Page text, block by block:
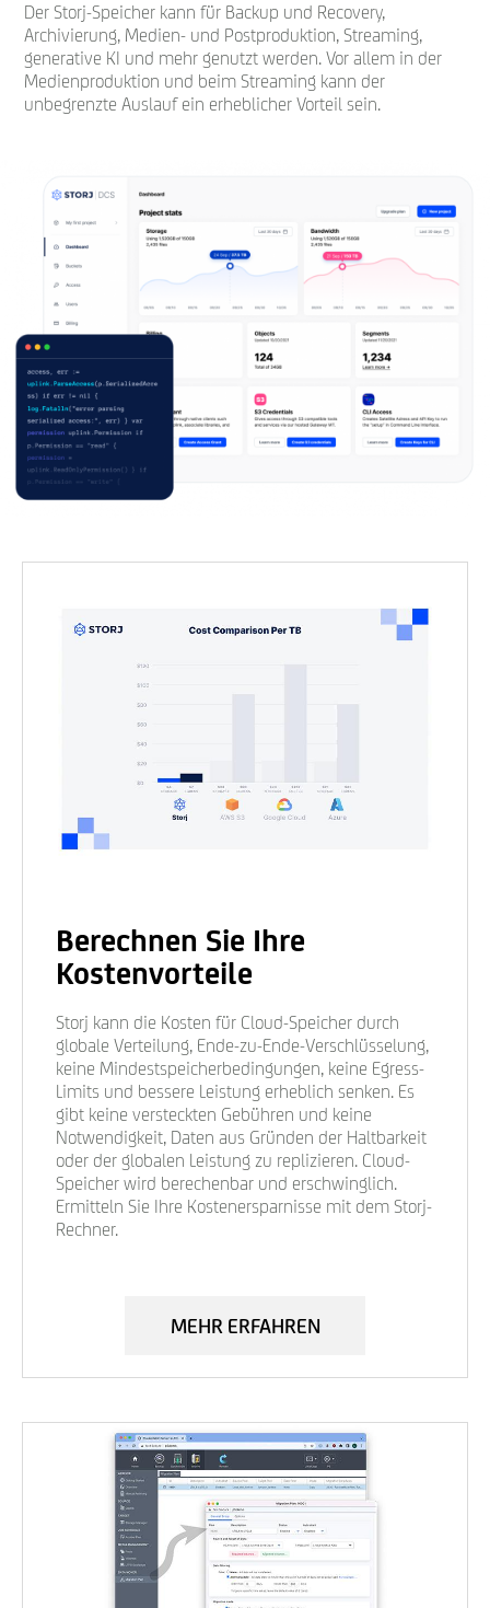
Der Storj-Speicher kann für Backup und Recovery,
Archivierung, Medien- und Postproduktion, Streaming,
generative KI und mehr genutzt werden. Vor allem in der
Medienproduktion und beim Streaming kann der
unbegrenzte Auslauf ein erheblicher Vorteil sein.
Berechnen Sie Ihre
Kostenvorteile
Storj kann die Kosten für Cloud-Speicher durch
globale Verteilung, Ende-zu-Ende-Verschlüsselung,
keine Mindestspeicherbedingungen, keine Egress-
Limits und bessere Leistung erheblich senken. Es
gibt keine versteckten Gebühren und keine
Notwendigkeit, Daten aus Gründen der Haltbarkeit
oder der globalen Leistung zu replizieren. Cloud-
Speicher wird berechenbar und erschwinglich.
Ermitteln Sie Ihre Kostenersparnisse mit dem Storj-
Rechner.
MEHR ERFAHREN